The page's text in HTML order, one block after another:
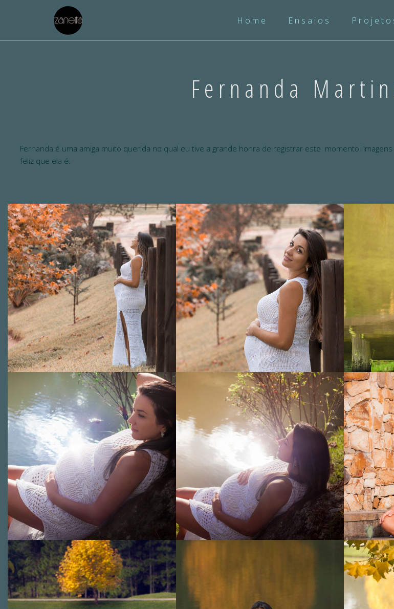
Home Ensaios
Fernanda
Fernanda é uma amiga muito querida no qual eu tive a grande honra de registrar este momento.
feliz que ela é.